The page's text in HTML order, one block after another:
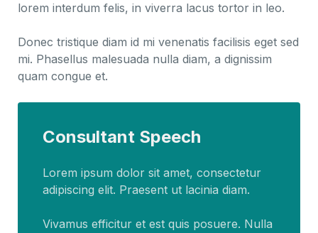
lorem interdum felis, in viverra lacus tortor in leo.
Donec tristique diam id mi venenatis facilisis eget sed
mi. Phasellus malesuada nulla diam, a dignissim
quam congue et.
Consultant Speech
Lorem ipsum dolor sit amet, consectetur
adipiscing elit. Praesent ut lacinia diam.
Vivamus efficitur et est quis posuere. Nulla